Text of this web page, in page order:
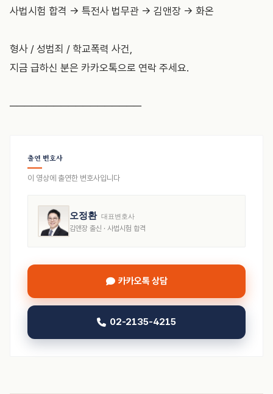
사법시험 합격 → 특전사 법무관 → 김앤장 → 화온
형사 / 성범죄 / 학교폭력 사건,
지금 급하신 분은 카카오톡으로 연락 주세요.
──────────────────
출연 변호사
이 영상에 출연한 변호사입니다
오정환 대표변호사
김앤장 출신 · 사법시험 합격
카카오톡 상담
02-2135-4215